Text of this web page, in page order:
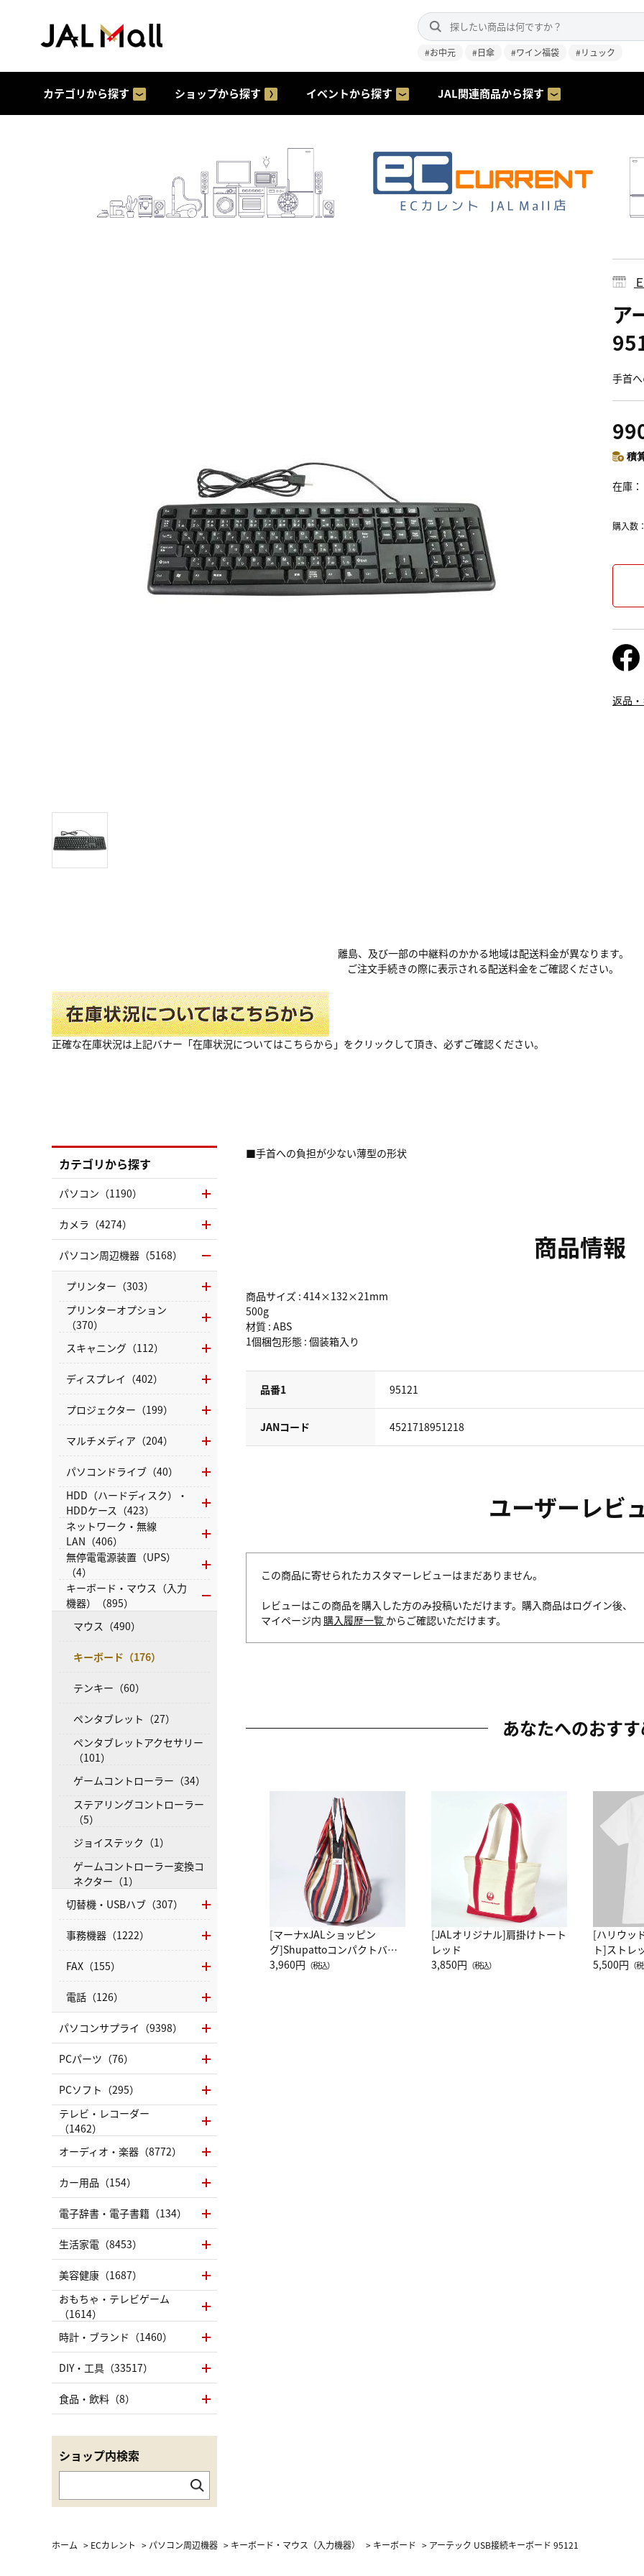
#お中元 #日傘 #ワイン福袋 #リュック
カテゴリから探す ショップから探す イベントから探す JAL関連商品から探す
ア
手首
積
在庫
購入数
返品
離島、及び一部の中継料のかかる地域は配送料金が異なります。
ご注文手続きの際に表示される配送料金をご確認ください。
正確な在庫状況は上記バナー「在庫状況についてはこちらから」をクリックして頂き、必ずご確認ください。
■手首への負担が少ない薄型の形状
商品情報
商品サイズ : 414×132×21mm
500g
材質 : ABS
1個梱包形態 : 個装箱入り
品番1 95121
JANコード 4521718951218
ユーザーレビ
この商品に寄せられたカスタマーレビューはまだありません。
レビューはこの商品を購入した方のみ投稿いただけます。購入商品はログイン後、
マイページ内 購入履歴一覧 からご確認いただけます。
あなたへのおす
[マーナxJALショッピン
グ]Shupattoコンパクトバッ
グ Drop JAL客室乗務員
3,960円 （税込）
[JALオリジナル]肩掛けトート
レッド
3,850円 （税込）
[ハリウッ
ト]ストレ
ーネック
5,500円 （
カテゴリから探す
パソコン（1190）
カメラ（4274）
パソコン周辺機器（5168）
プリンター（303）
プリンターオプション
（370）
スキャニング（112）
ディスプレイ（402）
プロジェクター（199）
マルチメディア（204）
パソコンドライブ（40）
HDD（ハードディスク）・
HDDケース（423）
ネットワーク・無線
LAN（406）
無停電電源装置（UPS）
（4）
キーボード・マウス（入力
機器）（895）
マウス（490）
キーボード（176）
テンキー（60）
ペンタブレット（27）
ペンタブレットアクセサリー
（101）
ゲームコントローラー（34）
ステアリングコントローラー
（5）
ジョイステック（1）
ゲームコントローラー変換コ
ネクター（1）
切替機・USBハブ（307）
事務機器（1222）
FAX（155）
電話（126）
パソコンサプライ（9398）
PCパーツ（76）
PCソフト（295）
テレビ・レコーダー
（1462）
オーディオ・楽器（8772）
カー用品（154）
電子辞書・電子書籍（134）
生活家電（8453）
美容健康（1687）
おもちゃ・テレビゲーム
（1614）
時計・ブランド（1460）
DIY・工具（33517）
食品・飲料（8）
ショップ内検索
ホーム > ECカレント > パソコン周辺機器 > キーボード・マウス（入力機器） > キーボード > アーテック USB接続キーボード 95121